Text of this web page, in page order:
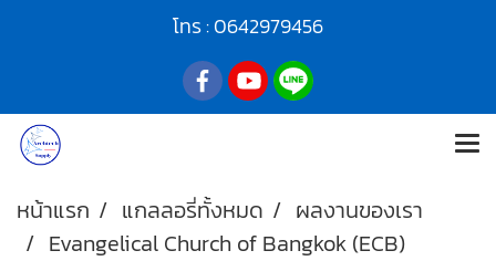
โทร :0642979456
หน้าแรก แกลลอรี่ทั้งหมด
ผลงานของเรา
Evangelical Church of Bangkok (ECB)